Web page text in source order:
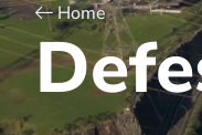
Home
Defe